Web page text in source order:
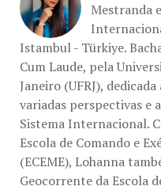
Mestranda
Istambul - Türkiye.
Cum Laude, pela
Janeiro (UFRJ),
variadas perspectivas e
Sistema Internacional.
Escola de Comando e
(ECEME), Lohanna
Geocorrente da Escola